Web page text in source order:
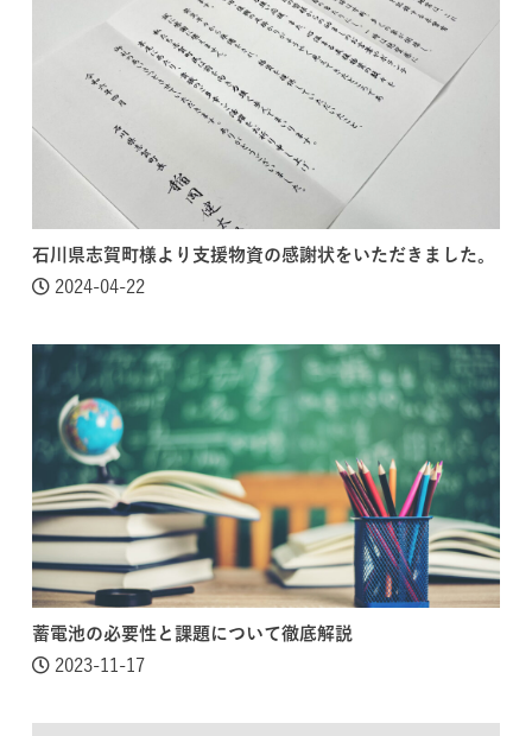
石川県志賀町様より支援物資の感謝状をいただきました。
2024-04-22
蓄電池の必要性と課題について徹底解説
2023-11-17